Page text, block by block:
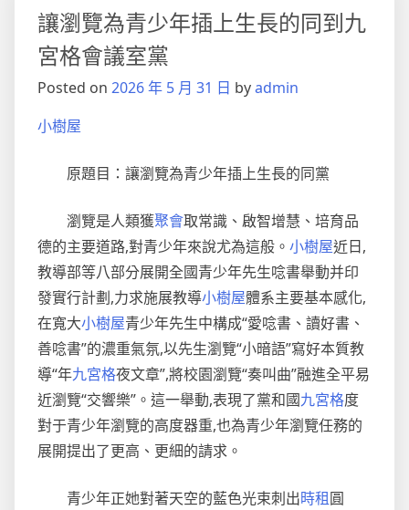
17
述：
體，
包
養
網
站
申
花
贏
下
榜
首
年
夜
戰
讓瀏覽為青少年插上生長的同到九
宮格會議室黨
Posted on 2026 年 5 月 31 日 byadmin
小樹屋
原題目：讓瀏覽為青少年插上生長的同黨
瀏覽是人類獲聚會取常識、啟智增慧、培育品
德的主要道路,對青少年來說尤為這般。 小樹屋近日,
教導部等八部分展開全國青少年先生唸書舉動并印
發實行計劃,力求施展教導小樹屋體系主要基本感化,
在寬大小樹屋青少年先生中構成“愛唸書、讀好書、
善唸書”的濃重氣氛,以先生瀏覽“小暗語”寫好本質教
導“年九宮格夜文章”,將校園瀏覽“奏叫曲”融進全平易
近瀏覽“交響樂”。這一舉動,表現了黨和國九宮格度
對于青少年瀏覽的高度器重,也為青少年瀏覽任務的
展開提出了更高、更細的請求。
青少年正她對著天空的藍色光束刺出時租圓